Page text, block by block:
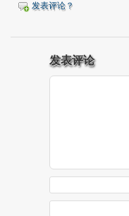
发表评论？
发表评论